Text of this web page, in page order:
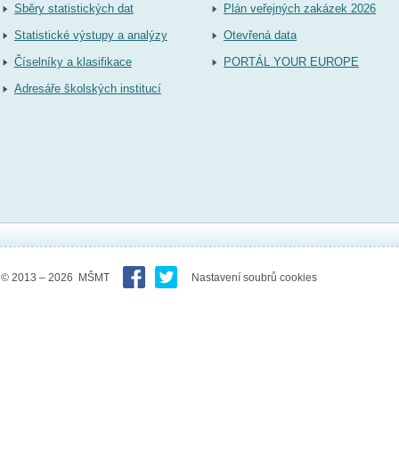
Sběry statistických dat
Statistické výstupy a analýzy
Číselníky a klasifikace
Adresáře školských institucí
Plán veřejných zakázek 2026
Otevřená data
PORTÁL YOUR EUROPE
© 2013 – 2026 MŠMT Nastavení soubrů cookies